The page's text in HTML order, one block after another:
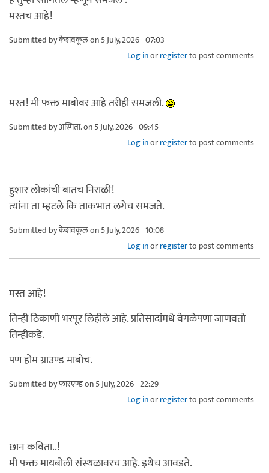
मस्तच आहे!
Submitted byकेशवकूलon 5 July, 2026 - 07:03
Log inorregisterto post comments
मस्त! मी फक्त माबोवर आहे तरीही समजली.
Submitted byअस्मिता.on 5 July, 2026 - 09:45
Log inorregisterto post comments
हुशार लोकांची बातच निराळी!
त्यांना ता म्हटले कि ताकभात लगेच समजते.
Submitted byकेशवकूलon 5 July, 2026 - 10:08
Log inorregisterto post comments
मस्त आहे!
तिन्ही ठिकाणी भरपूर लिहीले आहे. प्रतिसादांमधे वेगळेपणा जाणवतो
तिन्हीकडे.
पण होम ग्राउण्ड माबोच.
Submitted byफारएण्डon 5 July, 2026 - 22:29
Log inorregisterto post comments
छान कविता..!
मी फक्त मायबोली संस्थळावरच आहे. इथेच आवडते.